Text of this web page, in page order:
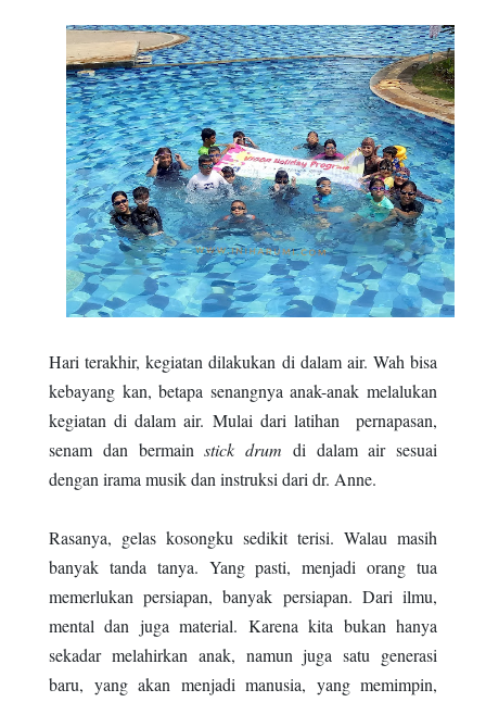
Hari terakhir, kegiatan dilakukan di dalam air. Wah bisa
kebayang kan, betapa senangnya anak-anak melalukan
kegiatan di dalam air. Mulai dari latihan pernapasan,
senam dan bermainstick drum di dalam air sesuai
dengan irama musik dan instruksi dari dr. Anne.
Rasanya, gelas kosongku sedikit terisi. Walau masih
banyak tanda tanya. Yang pasti, menjadi orang tua
memerlukan persiapan, banyak persiapan. Dari ilmu,
mental dan juga material. Karena kita bukan hanya
sekadar melahirkan anak, namun juga satu generasi
baru, yang akan menjadi manusia, yang memimpin,